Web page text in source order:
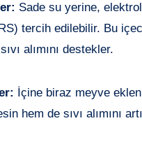
Sade su yerine,
tercih edilebilir. Bu
alımını destekler.
İçine biraz meyve
hem de sıvı alımını